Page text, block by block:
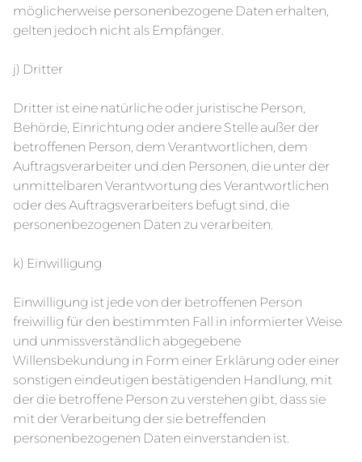
möglicherweise personenbezogene Daten erhalten,
gelten jedoch nicht als Empfänger.
j) Dritter
Dritter ist eine natürliche oder juristische Person,
Behörde, Einrichtung oder andere Stelle außer der
betroffenen Person, dem Verantwortlichen, dem
Auftragsverarbeiter und den Personen, die unter der
unmittelbaren Verantwortung des Verantwortlichen
oder des Auftragsverarbeiters befugt sind, die
personenbezogenen Daten zu verarbeiten.
k) Einwilligung
Einwilligung ist jede von der betroffenen Person
freiwillig für den bestimmten Fall in informierter Weise
und unmissverständlich abgegebene
Willensbekundung in Form einer Erklärung oder einer
sonstigen eindeutigen bestätigenden Handlung, mit
der die betroffene Person zu verstehen gibt, dass sie
mit der Verarbeitung der sie betreffenden
personenbezogenen Daten einverstanden ist.